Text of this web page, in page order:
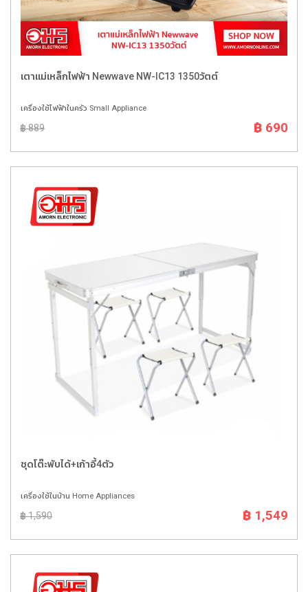
เตาแม่เหล็กไฟฟ้า Newwave NW-IC13 1350วัตต์
เครื่องใช้ไฟฟ้าในครัว Small Appliance
฿ 889 ฿ 690
ชุดโต๊ะพับได้+เก้าอี้4ตัว
เครื่องใช้ในบ้าน Home Appliances
฿ 1,590 ฿ 1,549